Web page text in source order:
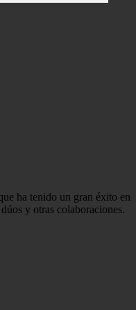
ha tenido un gran éxito en
y otras colaboraciones.